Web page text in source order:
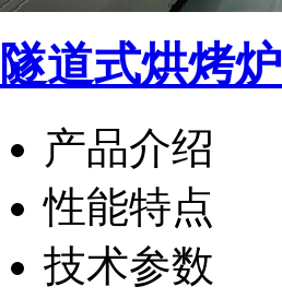
隧道式烘烤炉
产品介绍
性能特点
技术参数